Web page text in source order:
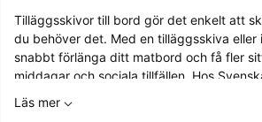
Tilläggsskivor till bord gör det enkelt att
du behöver det. Med en tilläggsskiva eller
snabbt förlänga ditt matbord och få fler
middagar och sociala tillfällen. Hos
tilläggsskivor som passar flera av våra
lösning för både vardag och fest.
Läs mer